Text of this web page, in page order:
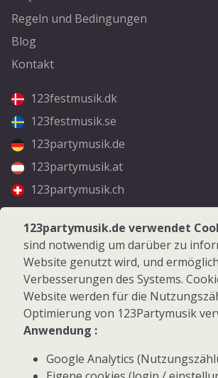
Regeln und Bedingungen
Blog
Kontakt
123festmusik.dk
123festmusik.se
123partymusik.de
123partymusik.at
123partymusik.ch
Folgen Sie uns
Facebook
Instagram
© 2026 123Partymusik.de - Alle
123partymusik.de verwendet
sind notwendig um darüber zu
Website genutzt wird, und
Verbesserungen des Systems.
Website werden für die
Optimierung von 123Partymusik
Anwendung :
Google Analytics